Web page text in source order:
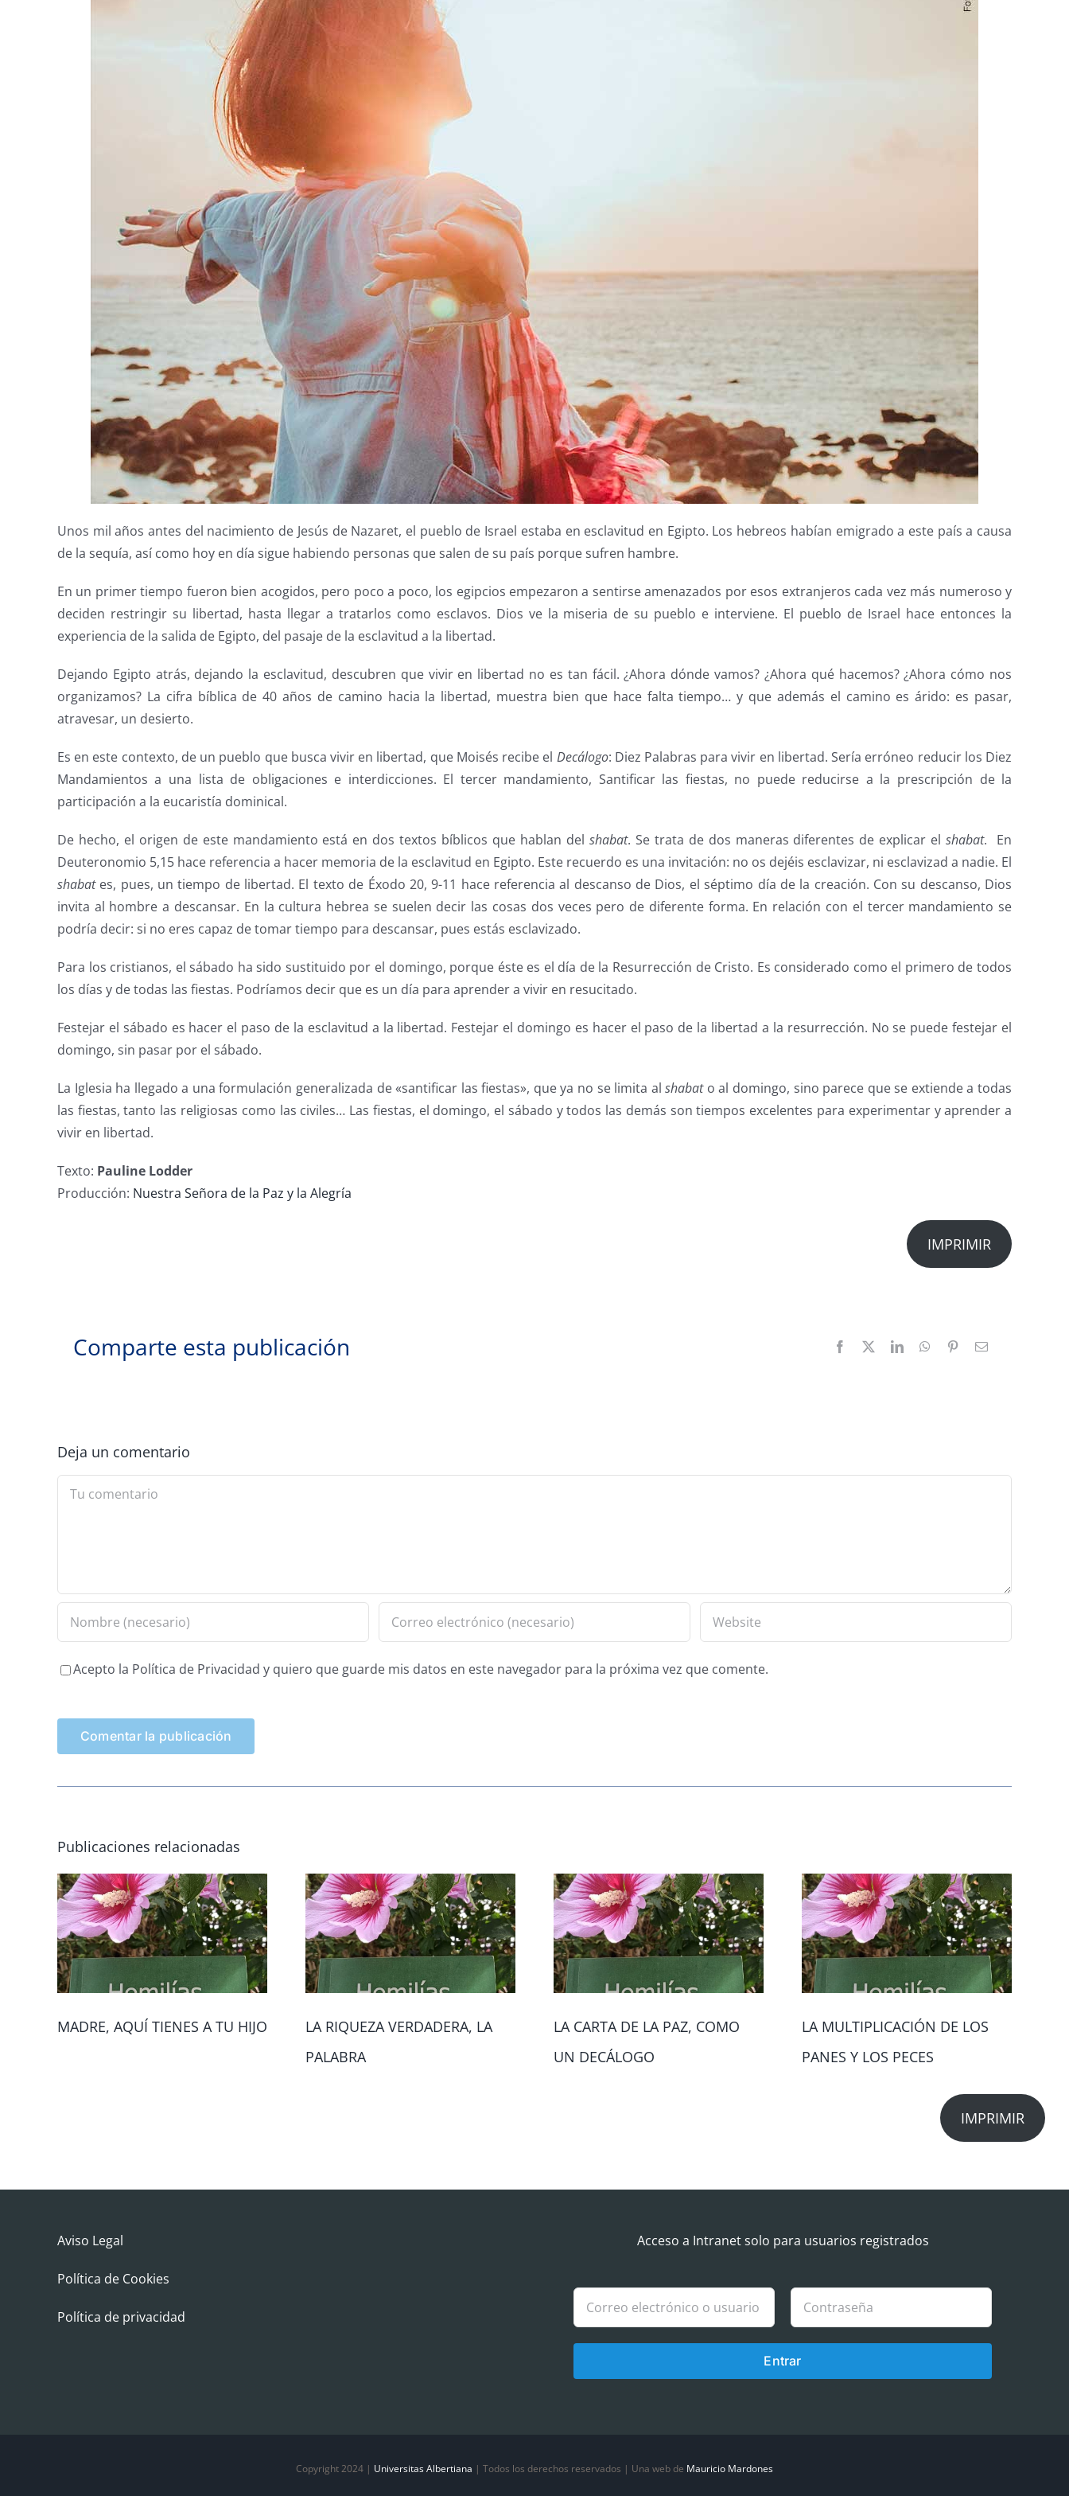
Unos mil años antes del nacimiento de Jesús de Nazaret, el pueblo de Israel estaba en esclavitud en Egipto. Los hebreos habían emigrado a este país a causa
de la sequía, así como hoy en día sigue habiendo personas que salen de su país porque sufren hambre.
En un primer tiempo fueron bien acogidos, pero poco a poco, los egipcios empezaron a sentirse amenazados por esos extranjeros cada vez más numeroso y
deciden restringir su libertad, hasta llegar a tratarlos como esclavos. Dios ve la miseria de su pueblo e interviene. El pueblo de Israel hace entonces la
experiencia de la salida de Egipto, del pasaje de la esclavitud a la libertad.
Dejando Egipto atrás, dejando la esclavitud, descubren que vivir en libertad no es tan fácil. ¿Ahora dónde vamos? ¿Ahora qué hacemos? ¿Ahora cómo nos
organizamos? La cifra bíblica de 40 años de camino hacia la libertad, muestra bien que hace falta tiempo… y que además el camino es árido: es pasar,
atravesar, un desierto.
Es en este contexto, de un pueblo que busca vivir en libertad, que Moisés recibe el Decálogo: Diez Palabras para vivir en libertad. Sería erróneo reducir los Diez
Mandamientos a una lista de obligaciones e interdicciones. El tercer mandamiento, Santificar las fiestas, no puede reducirse a la prescripción de la
participación a la eucaristía dominical.
De hecho, el origen de este mandamiento está en dos textos bíblicos que hablan del shabat. Se trata de dos maneras diferentes de explicar elshabat. En
Deuteronomio 5,15 hace referencia a hacer memoria de la esclavitud en Egipto. Este recuerdo es una invitación: no os dejéis esclavizar, ni esclavizad a nadie. El
shabates, pues, un tiempo de libertad. El texto de Éxodo 20, 9-11 hace referencia al descanso de Dios, el séptimo día de la creación. Con su descanso, Dios
invita al hombre a descansar. En la cultura hebrea se suelen decir las cosas dos veces pero de diferente forma. En relación con el tercer mandamiento se
podría decir: si no eres capaz de tomar tiempo para descansar, pues estás esclavizado.
Para los cristianos, el sábado ha sido sustituido por el domingo, porque éste es el día de la Resurrección de Cristo. Es considerado como el primero de todos
los días y de todas las fiestas. Podríamos decir que es un día para aprender a vivir en resucitado.
Festejar el sábado es hacer el paso de la esclavitud a la libertad. Festejar el domingo es hacer el paso de la libertad a la resurrección. No se puede festejar el
domingo, sin pasar por el sábado.
La Iglesia ha llegado a una formulación generalizada de «santificar las fiestas», que ya no se limita alshabato al domingo, sino parece que se extiende a todas
las fiestas, tanto las religiosas como las civiles… Las fiestas, el domingo, el sábado y todos las demás son tiempos excelentes para experimentar y aprender a
vivir en libertad.
Texto: Pauline Lodder
Producción: Nuestra Señora de la Paz y la Alegría
IMPRIMIR
Comparte esta publicación
Deja un comentario
Comment
Acepto la Política de Privacidad y quiero que guarde mis datos en este navegador para la próxima vez que comente.
Publicaciones relacionadas
MADRE, AQUÍ TIENES A TU HIJO
LA RIQUEZA VERDADERA, LA
PALABRA
LA CARTA DE LA PAZ, COMO
UN DECÁLOGO
LA MULTIPLICACIÓN DE LOS
PANES Y LOS PECES
IMPRIMIR
Aviso Legal
Política de Cookies
Política de privacidad
Acceso a Intranet solo para usuarios registrados
Entrar
Copyright 2024 | Universitas Albertiana | Todos los derechos reservados | Una web de Mauricio Mardones